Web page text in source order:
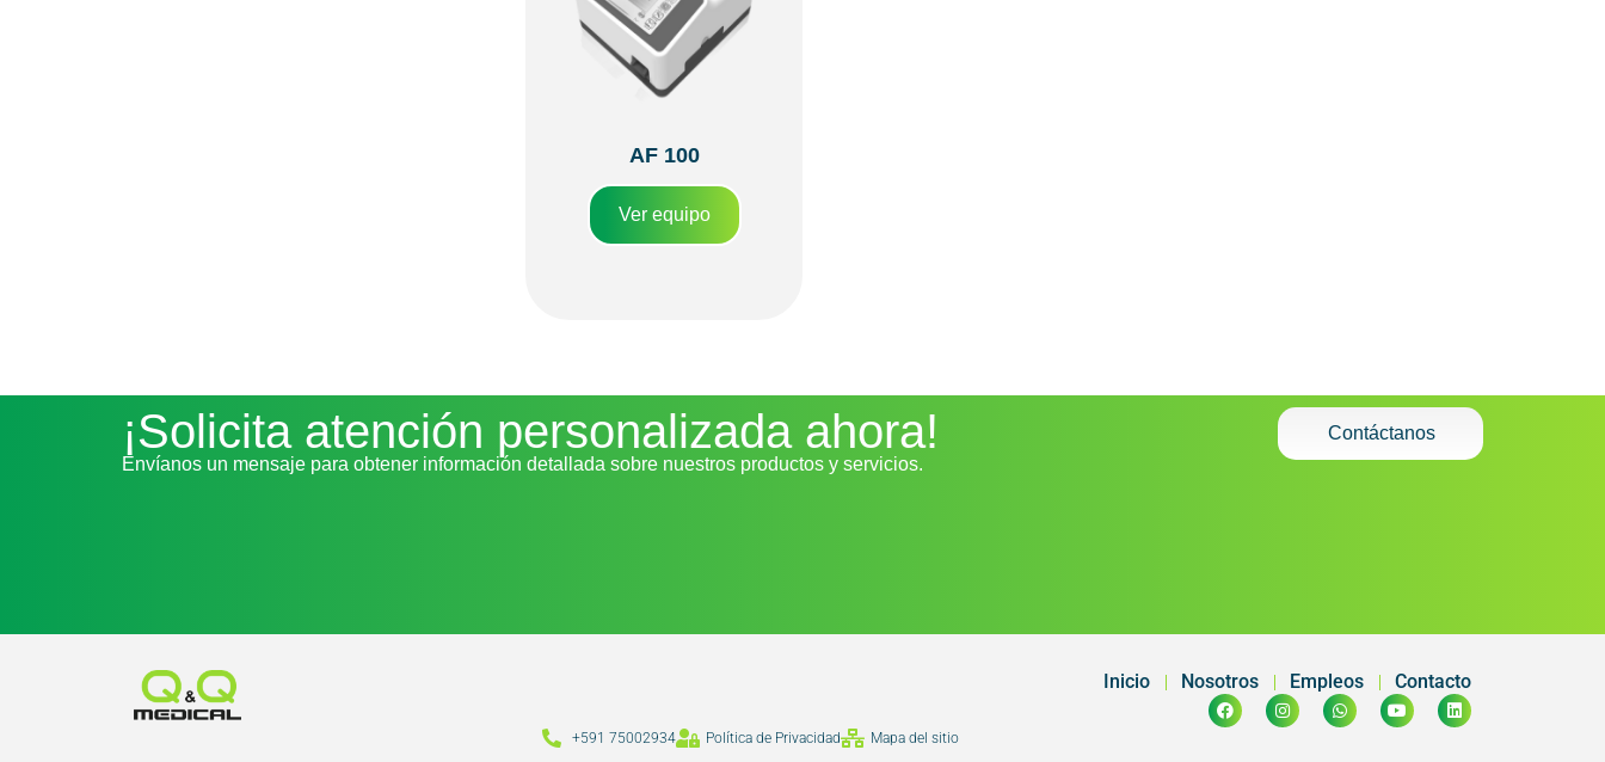
AF 100
Ver equipo
¡Solicita atención personalizada ahora!
Envíanos un mensaje para obtener información detallada sobre nuestros productos y servicios.
Contáctanos
Inicio Nosotros Empleos Contacto
+591 75002934 Política de Privacidad Mapa del sitio